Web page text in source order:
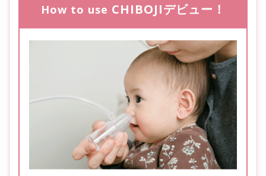
How to use CHIBOJIデビュー！